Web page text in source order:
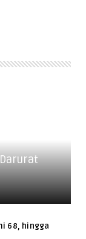
68, hingga